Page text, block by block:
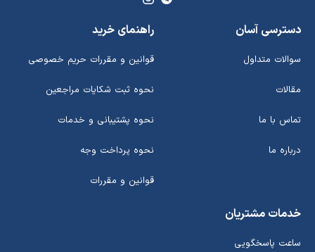
دسترسی آسان
سوالات متداول
مقالات
تماس با ما
درباره ما
راهنمای خرید
قوانین و مقررات حریم خصوصی
نحوه ثبت شکایات مراجعین
نحوه پشتیبانی و خدمات
نحوه پرداخت وجه
قوانین و مقررات
خدمات مشتریان
ساعت پاسخگویی